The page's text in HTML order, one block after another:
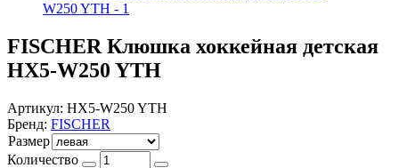
FISCHER Клюшка хоккейная детская
HX5-W250 YTH
Артикул: HX5-W250 YTH
Бренд: FISCHER
Размер
Количество